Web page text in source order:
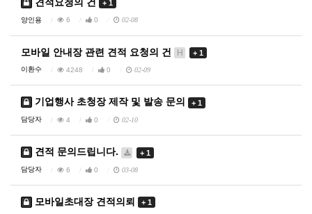
+ 1
양인용 6 0 02-08
모바일 안내장 관련 견적 요청의 건 H + 1
이환수 4248 0 02-09
기업행사 초청장 제작 및 발송 문의 + 1
담당자 4 0 02-10
견적 문의드립니다. + 1
담당자 6 0 03-08
모바일초대장 견적의뢰 + 1